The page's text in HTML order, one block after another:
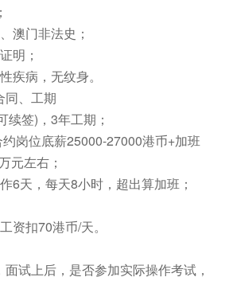
澳门非法史；
明；
疾病，无纹身。
同、工期
续签)，3年工期；
岗位底薪25000-27000港币+加班
元左右；
6天，每天8小时，超出算加班；
资扣70港币/天。
试上后，是否参加实际操作考试，